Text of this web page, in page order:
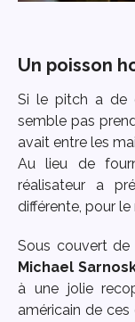
Un poisson
Si le pitch a de
semble pas
avait entre les
Au lieu de
réalisateur a
différente, pour
Sous couvert
Michael
à une jolie
américain de ces